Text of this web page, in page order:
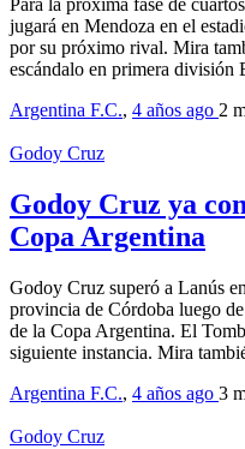
Para la próxima fase de
jugará en Mendoza en el
por su próximo rival. Mira
escándalo en primera
Argentina F.C., 4 años ago 2
Godoy Cruz
Godoy Cruz ya
Copa Argentina
Godoy Cruz superó a Lanús
provincia de Córdoba luego
de la Copa Argentina. El
siguiente instancia. Mira
Argentina F.C., 4 años ago 3
Godoy Cruz